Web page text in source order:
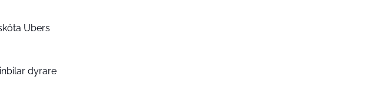
Ubers
dyrare